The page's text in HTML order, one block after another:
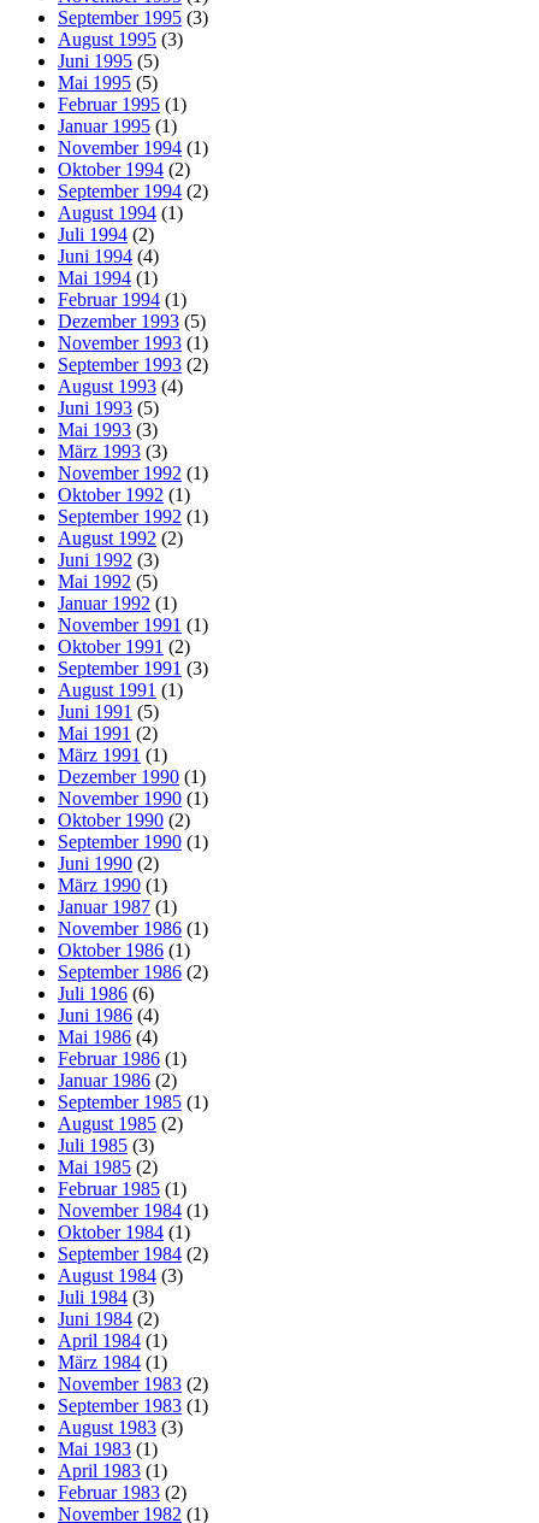
September 1995 (3)
August 1995 (3)
Juni 1995 (5)
Mai 1995 (5)
Februar 1995 (1)
Januar 1995 (1)
November 1994 (1)
Oktober 1994 (2)
September 1994 (2)
August 1994 (1)
Juli 1994 (2)
Juni 1994 (4)
Mai 1994 (1)
Februar 1994 (1)
Dezember 1993 (5)
November 1993 (1)
September 1993 (2)
August 1993 (4)
Juni 1993 (5)
Mai 1993 (3)
März 1993 (3)
November 1992 (1)
Oktober 1992 (1)
September 1992 (1)
August 1992 (2)
Juni 1992 (3)
Mai 1992 (5)
Januar 1992 (1)
November 1991 (1)
Oktober 1991 (2)
September 1991 (3)
August 1991 (1)
Juni 1991 (5)
Mai 1991 (2)
März 1991 (1)
Dezember 1990 (1)
November 1990 (1)
Oktober 1990 (2)
September 1990 (1)
Juni 1990 (2)
März 1990 (1)
Januar 1987 (1)
November 1986 (1)
Oktober 1986 (1)
September 1986 (2)
Juli 1986 (6)
Juni 1986 (4)
Mai 1986 (4)
Februar 1986 (1)
Januar 1986 (2)
September 1985 (1)
August 1985 (2)
Juli 1985 (3)
Mai 1985 (2)
Februar 1985 (1)
November 1984 (1)
Oktober 1984 (1)
September 1984 (2)
August 1984 (3)
Juli 1984 (3)
Juni 1984 (2)
April 1984 (1)
März 1984 (1)
November 1983 (2)
September 1983 (1)
August 1983 (3)
Mai 1983 (1)
April 1983 (1)
Februar 1983 (2)
November 1982 (1)